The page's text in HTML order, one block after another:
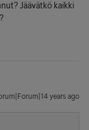
Jäävätkö kaikki
years ago